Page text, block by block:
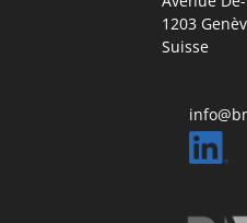
1203
Suisse